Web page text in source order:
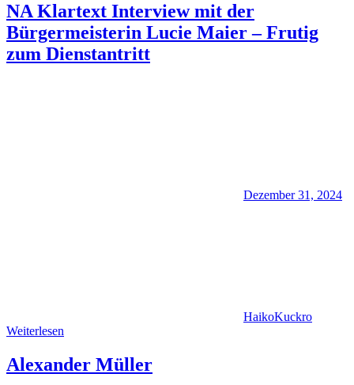
NA Klartext Interview mit der
Bürgermeisterin Lucie Maier – Frutig
zum Dienstantritt
Dezember 31, 2024
HaikoKuckro
Weiterlesen
Alexander Müller